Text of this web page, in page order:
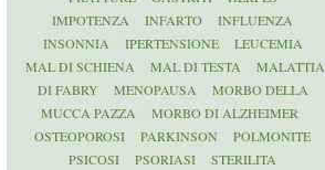
IMPOTENZA
INFARTO
INFLUENZA
INSONNIA
IPERTENSIONE
LEUCEMIA
MAL DI SCHIENA
MAL DI TESTA
MALATTIA
DI FABRY
MENOPAUSA
MORBO DELLA
MUCCA PAZZA
MORBO DI ALZHEIMER
OSTEOPOROSI
PARKINSON
POLMONITE
PSICOSI
PSORIASI
STERILITA